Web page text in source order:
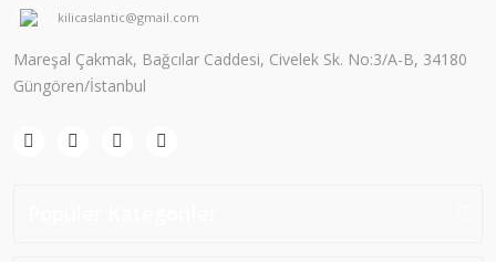
kilicaslantic@gmail.com
Mareşal Çakmak, Bağcılar Caddesi, Civelek Sk. No:3/A-B, 34180
Güngören/İstanbul